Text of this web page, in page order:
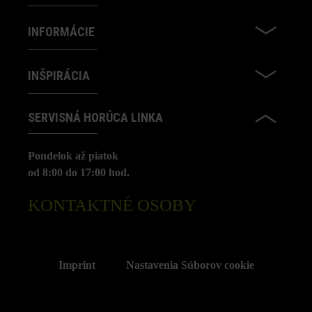
INFORMÁCIE
INŠPIRÁCIA
SERVISNÁ HORÚCA LINKA
Pondelok až piatok
od 8:00 do 17:00 hod.
KONTAKTNÉ OSOBY
Imprint Nastavenia Súborov cookie